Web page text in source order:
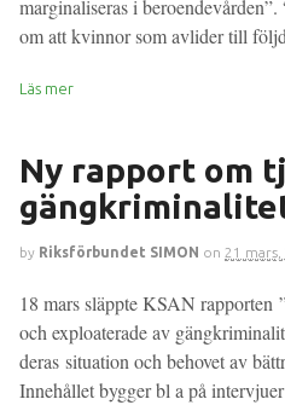
marginaliseras i
om att kvinnor som avlider till
Läs mer
Ny rapport om
by Riksförbundet SIMON on 21 mars,
18 mars släppte KSAN rapporten
och exploaterade av
deras situation och behovet av
Innehållet bygger bl a på